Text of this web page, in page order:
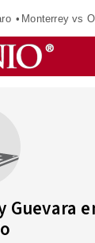
Monterrey vs
Guevara